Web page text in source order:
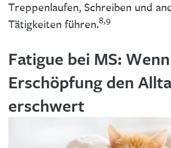
Treppenlaufen, Schreiben und
Tätigkeiten führen.8,9
Fatigue bei MS:
Erschöpfung den
erschwert